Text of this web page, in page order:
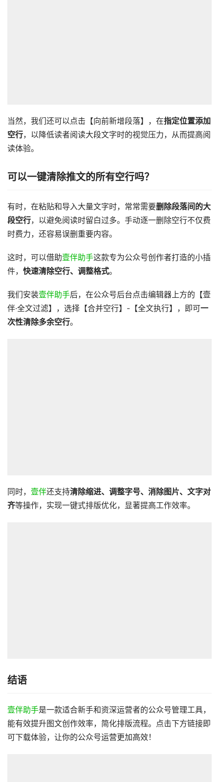
当然，我们还可以点击【向前新增段落】，在指定位置添加
空行，以降低读者阅读大段文字时的视觉压力，从而提高阅
读体验。
可以一键清除推文的所有空行吗？
有时，在粘贴和导入大量文字时，常常需要删除段落间的大
段空行，以避免阅读时留白过多。手动逐一删除空行不仅费
时费力，还容易误删重要内容。
这时，可以借助壹伴助手这款专为公众号创作者打造的小插
件， 快速清除空行、调整格式。
我们安装壹伴助手后，在公众号后台点击编辑器上方的【壹
伴·全文过滤】，选择【合并空行】-【全文执行】，即可一
次性清除多余空行。
同时， 壹伴还支持清除缩进、调整字号、消除图片、文字对
齐等操作，实现一键式排版优化，显著提高工作效率。
结语
壹伴助手是一款适合新手和资深运营者的公众号管理工具，
能有效提升图文创作效率，简化排版流程。点击下方链接即
可下载体验，让你的公众号运营更加高效！